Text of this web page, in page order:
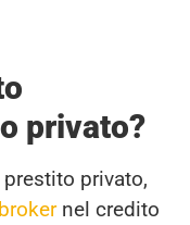
privato?
privato,
nel credito